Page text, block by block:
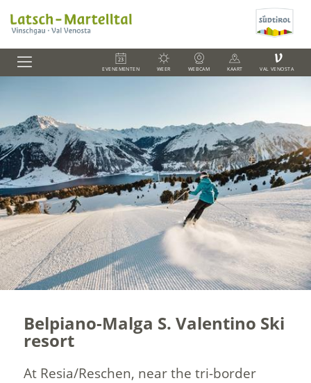
EVENEMENTEN WEER WEBCAM KAART
V
VAL VENOSTA
Belpiano-Malga S. Valentino Ski
resort
At Resia/Reschen, near the tri-border